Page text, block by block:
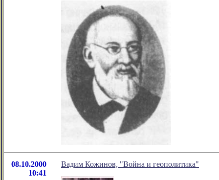
08.10.2000
10:41
Вадим Кожинов, "Война и геополитика"